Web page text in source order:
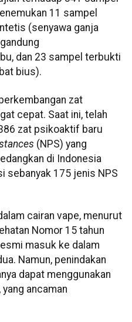
11 sampel
(senyawa ganja
dan 23 sampel terbukti
bius).
zat
cepat. Saat ini, telah
zat psikoaktif baru
(NPS) yang
di Indonesia
sebanyak 175 jenis NPS
cairan vape, menurut
Nomor 15 tahun
masuk ke dalam
Namun, penindakan
dapat menggunakan
ancaman